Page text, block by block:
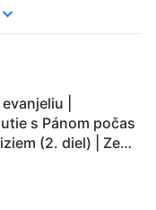
|
s Pánom počas
(2. diel) | Zem